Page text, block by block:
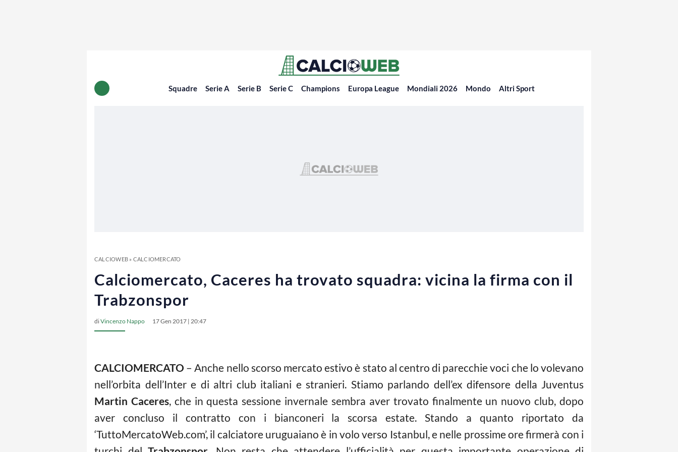
Squadre Serie A Serie B Serie C Champions Europa League Mondiali 2026 Mondo Altri Sport
CALCIOWEB» CALCIOMERCATO
Calciomercato, Caceres ha trovato squadra: vicina la firma con il
Trabzonspor
diVincenzo Nappo 17 Gen 2017 | 20:47
CALCIOMERCATO – Anche nello scorso mercato estivo è stato al centro di parecchie voci che lo volevano
nell’orbita dell’Inter e di altri club italiani e stranieri. Stiamo parlando dell’ex difensore della Juventus
Martin Caceres, che in questa sessione invernale sembra aver trovato finalmente un nuovo club, dopo
aver concluso il contratto con i bianconeri la scorsa estate. Stando a quanto riportato da
‘TuttoMercatoWeb.com’, il calciatore uruguaiano è in volo verso Istanbul, e nelle prossime ore firmerà con i